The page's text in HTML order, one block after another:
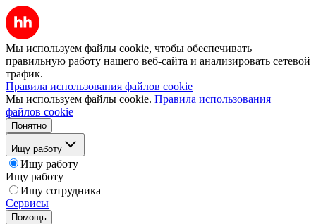
Мы используем файлы cookie, чтобы обеспечивать
правильную работу нашего веб-сайта и анализировать сетевой
трафик.
Правила использования файлов cookie
Мы используем файлы cookie. Правила использования
файлов cookie
Понятно
Ищу работу
Ищу работу
Ищу работу
Ищу сотрудника
Сервисы
Помощь